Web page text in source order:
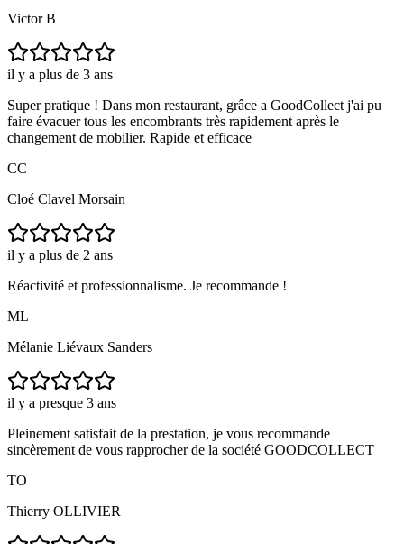
Victor B
il y a plus de 3 ans
Super pratique ! Dans mon restaurant, grâce a GoodCollect j'ai pu
faire évacuer tous les encombrants très rapidement après le
changement de mobilier. Rapide et efficace
CC
Cloé Clavel Morsain
il y a plus de 2 ans
Réactivité et professionnalisme. Je recommande !
ML
Mélanie Liévaux Sanders
il y a presque 3 ans
Pleinement satisfait de la prestation, je vous recommande
sincèrement de vous rapprocher de la société GOODCOLLECT
TO
Thierry OLLIVIER